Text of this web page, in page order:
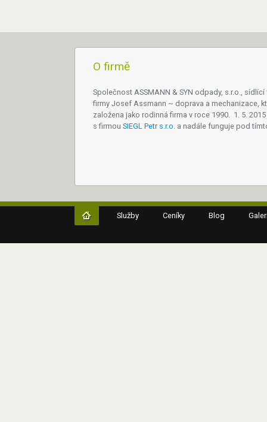
O firmě
Společnost ASSMANN & SYN odpady, s.r.o.,
firmy Josef Assmann ~ doprava a mechanizace,
založena jako rodinná firma v roce 1990. 1. 5.
s firmou SIEGL Petr s.r.o . a nadále funguje pod
Služby Ceníky Blog